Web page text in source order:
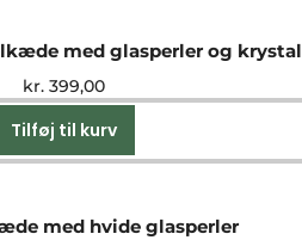
med glasperler og krystal
kr.399,00
Tilføj til kurv
med hvide glasperler